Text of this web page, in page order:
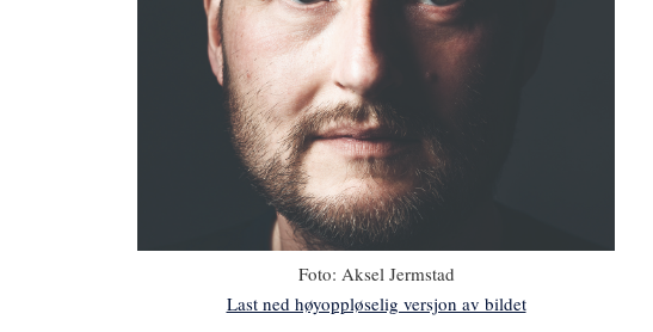
Foto: Aksel Jermstad
Last ned høyoppløselig versjon av bildet